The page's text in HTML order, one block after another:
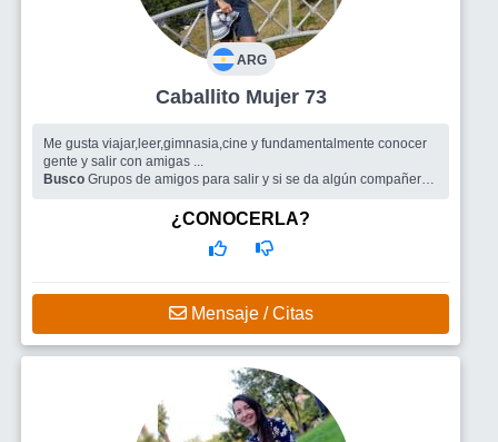
ARG
Caballito Mujer 73
Me gusta viajar,leer,gimnasia,cine y fundamentalmente conocer
gente y salir con amigas ...
Busco Grupos de amigos para salir y si se da algún compañero
¿CONOCERLA?
Mensaje / Citas